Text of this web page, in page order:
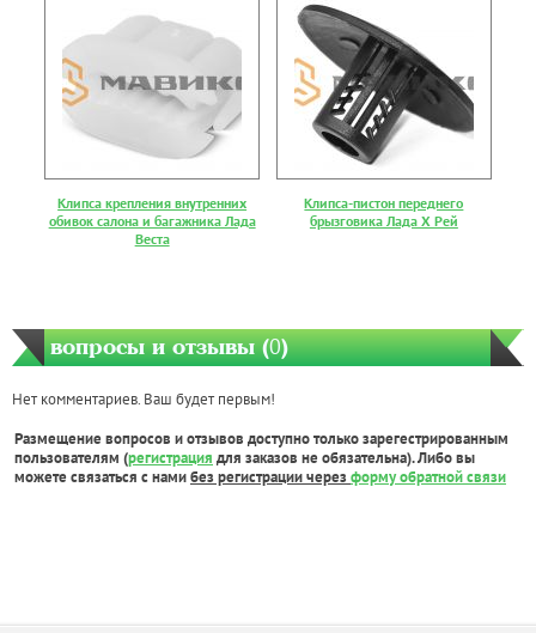
Клипса крепления внутренних
обивок салона и багажника Лада
Веста
Клипса-пистон переднего
брызговика Лада Х Рей
вопросы и отзывы (0)
Нет комментариев. Ваш будет первым!
Размещение вопросов и отзывов доступно только зарегестрированным
пользователям (регистрация для заказов не обязательна). Либо вы
можете связаться с намибез регистрации через форму обратной связи